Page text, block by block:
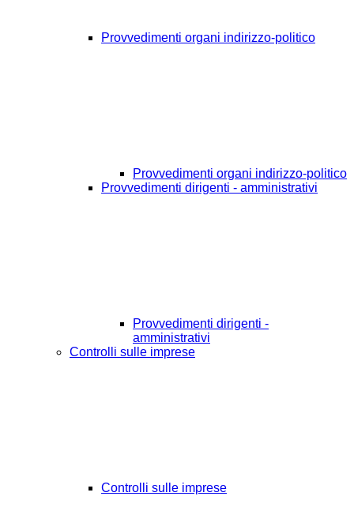
Provvedimenti organi indirizzo-politico
Provvedimenti organi indirizzo-politico
Provvedimenti dirigenti - amministrativi
Provvedimenti dirigenti -
amministrativi
Controlli sulle imprese
Controlli sulle imprese